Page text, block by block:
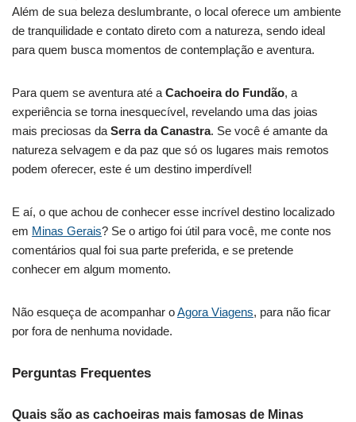
Além de sua beleza deslumbrante, o local oferece um ambiente
de tranquilidade e contato direto com a natureza, sendo ideal
para quem busca momentos de contemplação e aventura.
Para quem se aventura até a Cachoeira do Fundão, a
experiência se torna inesquecível, revelando uma das joias
mais preciosas da Serra da Canastra. Se você é amante da
natureza selvagem e da paz que só os lugares mais remotos
podem oferecer, este é um destino imperdível!
E aí, o que achou de conhecer esse incrível destino localizado
em Minas Gerais? Se o artigo foi útil para você, me conte nos
comentários qual foi sua parte preferida, e se pretende
conhecer em algum momento.
Não esqueça de acompanhar oAgora Viagens, para não ficar
por fora de nenhuma novidade.
Perguntas Frequentes
Quais são as cachoeiras mais famosas de Minas